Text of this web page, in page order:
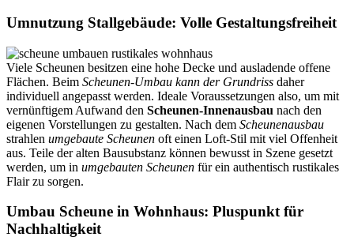
Umnutzung Stallgebäude: Volle Gestaltungsfreiheit
Viele Scheunen besitzen eine hohe Decke und ausladende offene
Flächen. Beim Scheunen-Umbau kann der Grundriss daher
individuell angepasst werden. Ideale Voraussetzungen also, um mit
vernünftigem Aufwand den Scheunen-Innenausbau nach den
eigenen Vorstellungen zu gestalten. Nach dem Scheunenausbau
strahlen umgebaute Scheunen oft einen Loft-Stil mit viel Offenheit
aus. Teile der alten Bausubstanz können bewusst in Szene gesetzt
werden, um in umgebauten Scheunen für ein authentisch rustikales
Flair zu sorgen.
Umbau Scheune in Wohnhaus: Pluspunkt für
Nachhaltigkeit